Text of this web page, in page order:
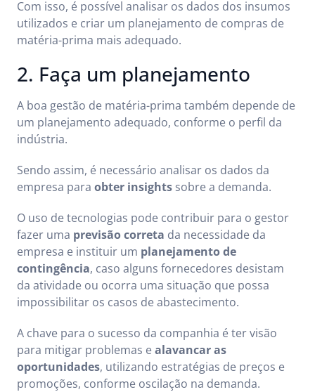
Com isso, é possível analisar os dados dos insumos
utilizados e criar um planejamento de compras de
matéria-prima mais adequado.
2. Faça um planejamento
A boa gestão de matéria-prima também depende de
um planejamento adequado, conforme o perfil da
indústria.
Sendo assim, é necessário analisar os dados da
empresa para obter insights sobre a demanda.
O uso de tecnologias pode contribuir para o gestor
fazer uma previsão correta da necessidade da
empresa e instituir um planejamento de
contingência, caso alguns fornecedores desistam
da atividade ou ocorra uma situação que possa
impossibilitar os casos de abastecimento.
A chave para o sucesso da companhia é ter visão
para mitigar problemas ealavancar as
oportunidades, utilizando estratégias de preços e
promoções, conforme oscilação na demanda.